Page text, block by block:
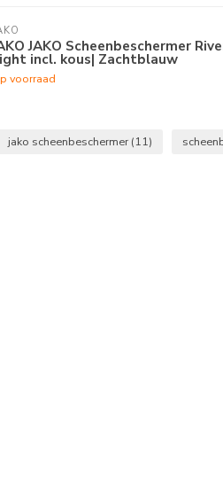
JAKO Scheenbeschermer
incl. kous| Zachtblauw
voorraad
jako scheenbeschermer (11)